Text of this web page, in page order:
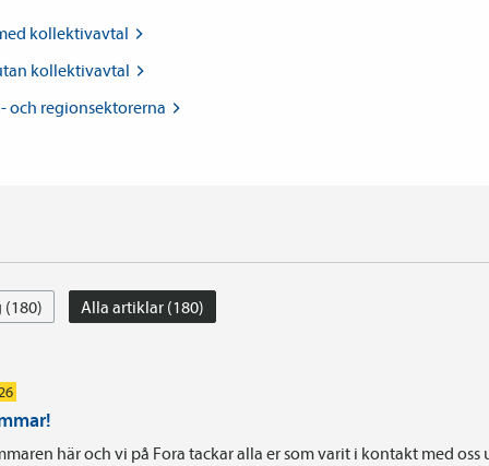
kollektiv­avtal
kollektiv­avtal
och regionsektorerna
(180) Alla artiklar (180)
här och vi på Fora tackar alla er som varit i kontakt med oss